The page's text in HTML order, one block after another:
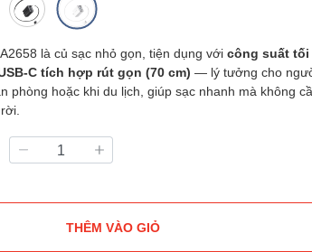
là củ sạc nhỏ gọn, tiện dụng vớicông suất tối
C tích hợp rút gọn (70 cm) — lý tưởng cho
phòng hoặc khi du lịch, giúp sạc nhanh mà không
THÊM VÀO GIỎ